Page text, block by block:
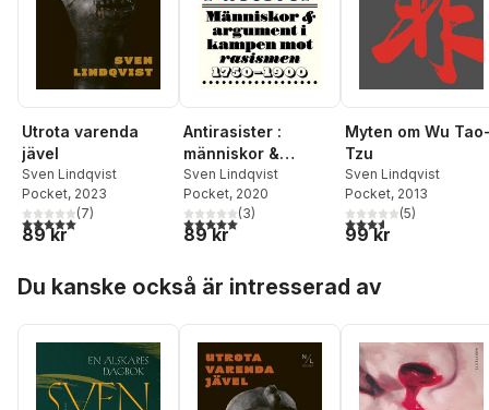
Utrota varenda
jävel
Sven Lindqvist
Pocket, 2023
5,0utav 5 stjärnor. Totalt antal röster:
(7)
89 kr
Antirasister :
människor &
argument i kampen
mot rasismen 1750-
1900
Sven Lindqvist
Pocket, 2020
5,0utav 5 stjärnor. Totalt antal röster:
(3)
89 kr
Myten om Wu
Tzu
Sven Lindqvist
Pocket, 2013
3,6utav 5 stjärnor.
(5)
99 kr
Du kanske också är intresserad av